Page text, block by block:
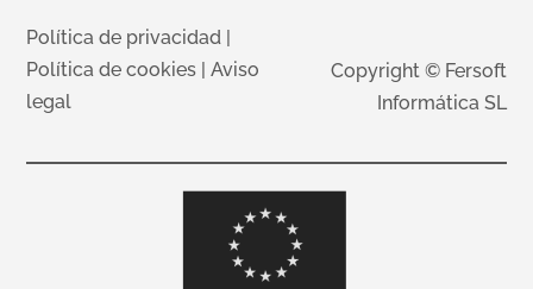
Política de privacidad |
Política de cookies |Aviso
legal
Copyright © Fersoft
Informática SL